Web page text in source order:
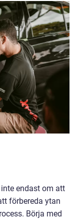
endast om att
förbereda ytan
Börja med